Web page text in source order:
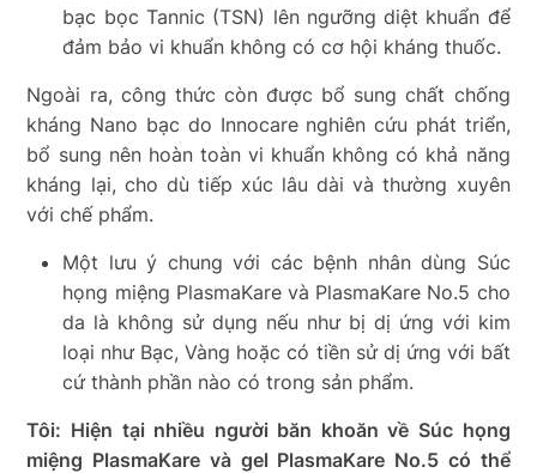
bạc bọc Tannic (TSN) lên ngưỡng diệt khuẩn để
đảm bảo vi khuẩn không có cơ hội kháng thuốc.
Ngoài ra, công thức còn được bổ sung chất chống
kháng Nano bạc do Innocare nghiên cứu phát triển,
bổ sung nên hoàn toàn vi khuẩn không có khả năng
kháng lại, cho dù tiếp xúc lâu dài và thường xuyên
với chế phẩm.
Một lưu ý chung với các bệnh nhân dùng Súc
họng miệng PlasmaKare và PlasmaKare No.5 cho
da là không sử dụng nếu như bị dị ứng với kim
loại như Bạc, Vàng hoặc có tiền sử dị ứng với bất
cứ thành phần nào có trong sản phẩm.
Tôi: Hiện tại nhiều người băn khoăn về Súc họng
miệng PlasmaKare và gel PlasmaKare No.5 có thể